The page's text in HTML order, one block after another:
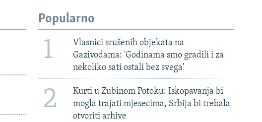
Popularno
1
Vlasnici srušenih objekata na
Gazivodama: 'Godinama smo gradili i za
nekoliko sati ostali bez svega'
2
Kurti u Zubinom Potoku: Iskopavanja bi
mogla trajati mjesecima, Srbija bi trebala
otvoriti arhive